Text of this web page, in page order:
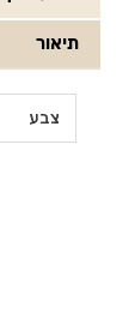
תיאור
צבע